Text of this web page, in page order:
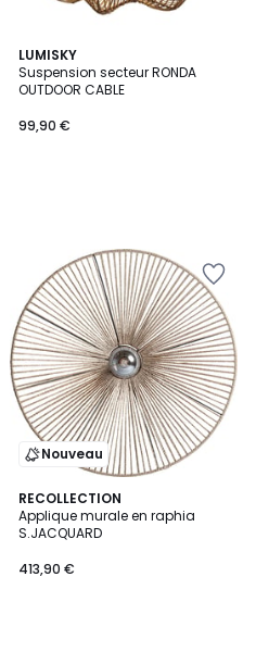
LUMISKY
Suspension secteur RONDA
OUTDOOR CABLE
99,90 €
Nouveau
RECOLLECTION
Applique murale en raphia
S.JACQUARD
413,90 €